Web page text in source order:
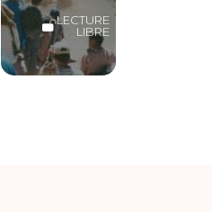
LECTURE
LIBRE